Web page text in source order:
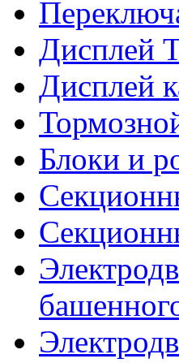
Дисплей
Дисплей
Блоки и